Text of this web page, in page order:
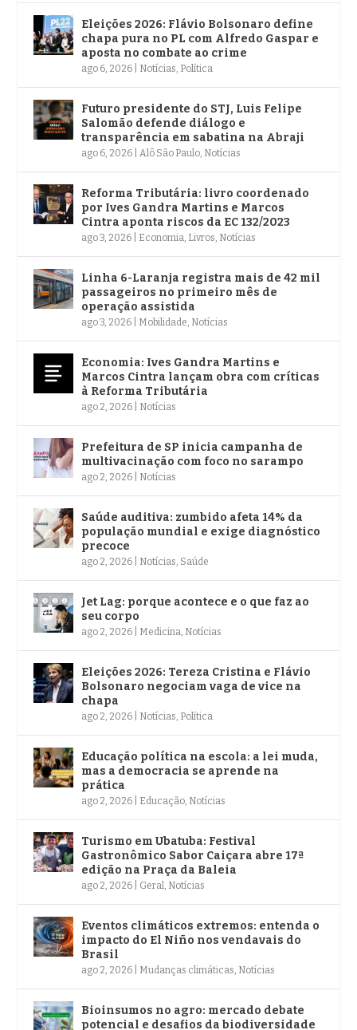
Eleições 2026: Flávio Bolsonaro define
chapa pura no PL com Alfredo Gaspar e
aposta no combate ao crime
ago 6, 2026 Notícias Política
Futuro presidente do STJ, Luis Felipe
Salomão defende diálogo e
transparência em sabatina na Abraji
ago 6, 2026 Alô São Paulo Notícias
Reforma Tributária: livro coordenado
por Ives Gandra Martins e Marcos
Cintra aponta riscos da EC 132/2023
ago 3, 2026 Economia Livros Notícias
Linha 6-Laranja registra mais de 42 mil
passageiros no primeiro mês de
operação assistida
ago 3, 2026 Mobilidade Notícias
Economia: Ives Gandra Martins e
Marcos Cintra lançam obra com críticas
à Reforma Tributária
ago 2, 2026 Notícias
Prefeitura de SP inicia campanha de
multivacinação com foco no sarampo
ago 2, 2026 Notícias
Saúde auditiva: zumbido afeta 14% da
população mundial e exige diagnóstico
precoce
ago 2, 2026 Notícias Saúde
Jet Lag: porque acontece e o que faz ao
seu corpo
ago 2, 2026 Medicina Notícias
Eleições 2026: Tereza Cristina e Flávio
Bolsonaro negociam vaga de vice na
chapa
ago 2, 2026 Notícias Política
Educação política na escola: a lei muda,
mas a democracia se aprende na
prática
ago 2, 2026 Educação Notícias
Turismo em Ubatuba: Festival
Gastronômico Sabor Caiçara abre 17ª
edição na Praça da Baleia
ago 2, 2026 Geral Notícias
Eventos climáticos extremos: entenda o
impacto do El Niño nos vendavais do
Brasil
ago 2, 2026 Mudanças climáticas Notícias
Bioinsumos no agro: mercado debate
potencial e desafios da biodiversidade